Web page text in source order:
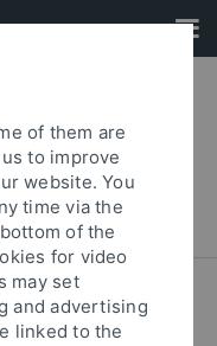
of them are
to improve
website. You
time via the
of the
for video
may set
and advertising
linked to the